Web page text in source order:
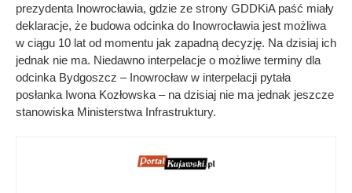
prezydenta Inowrocławia, gdzie ze strony GDDKiA paść miały
deklaracje, że budowa odcinka do Inowrocławia jest możliwa
w ciągu 10 lat od momentu jak zapadną decyzję. Na dzisiaj ich
jednak nie ma. Niedawno interpelacje o możliwe terminy dla
odcinka Bydgoszcz – Inowrocław w interpelacji pytała
posłanka Iwona Kozłowska – na dzisiaj nie ma jednak jeszcze
stanowiska Ministerstwa Infrastruktury.